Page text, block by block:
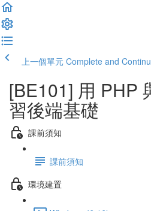
上一個單元 Complete and
[BE101] 用 PHP
習後端基礎
課前須知
課前須知
環境建置